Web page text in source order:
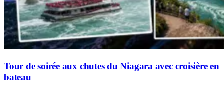
Tour de soirée aux chutes du Niagara avec croisière en
bateau